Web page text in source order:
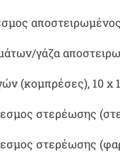
γάζα
(κομπρέσες), 10 x
στερέωσης
στερέωσης